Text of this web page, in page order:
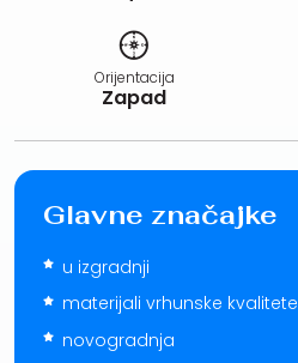
Orijentacija
Zapad
Glavne značajke
u izgradnji
materijali vrhunske kvalitete
novogradnja